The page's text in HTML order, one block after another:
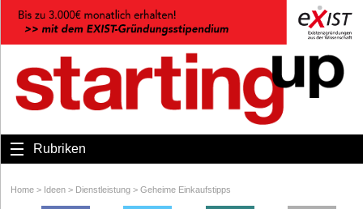
Rubriken
Home > Ideen > Dienstleistung > Geheime Einkaufstipps